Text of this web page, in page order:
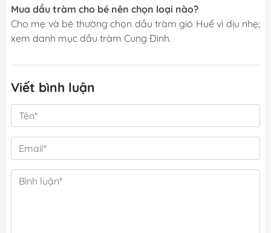
Mua dầu tràm cho bé nên chọn loại nào?
Cho mẹ và bé thường chọn dầu tràm gió Huế vì dịu nhẹ;
xem danh mục dầu tràm Cung Đình.
Viết bình luận